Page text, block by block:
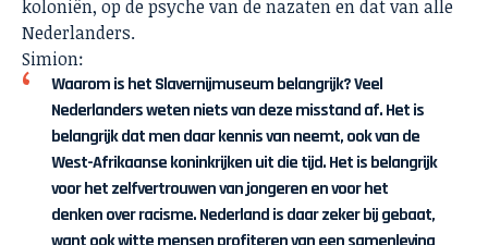
koloniën, op de psyche van de nazaten en dat van alle
Nederlanders.
Simion:
Waarom is het Slavernijmuseum belangrijk? Veel
Nederlanders weten niets van deze misstand af. Het is
belangrijk dat men daar kennis van neemt, ook van de
West-Afrikaanse koninkrijken uit die tijd. Het is belangrijk
voor het zelfvertrouwen van jongeren en voor het
denken over racisme. Nederland is daar zeker bij gebaat,